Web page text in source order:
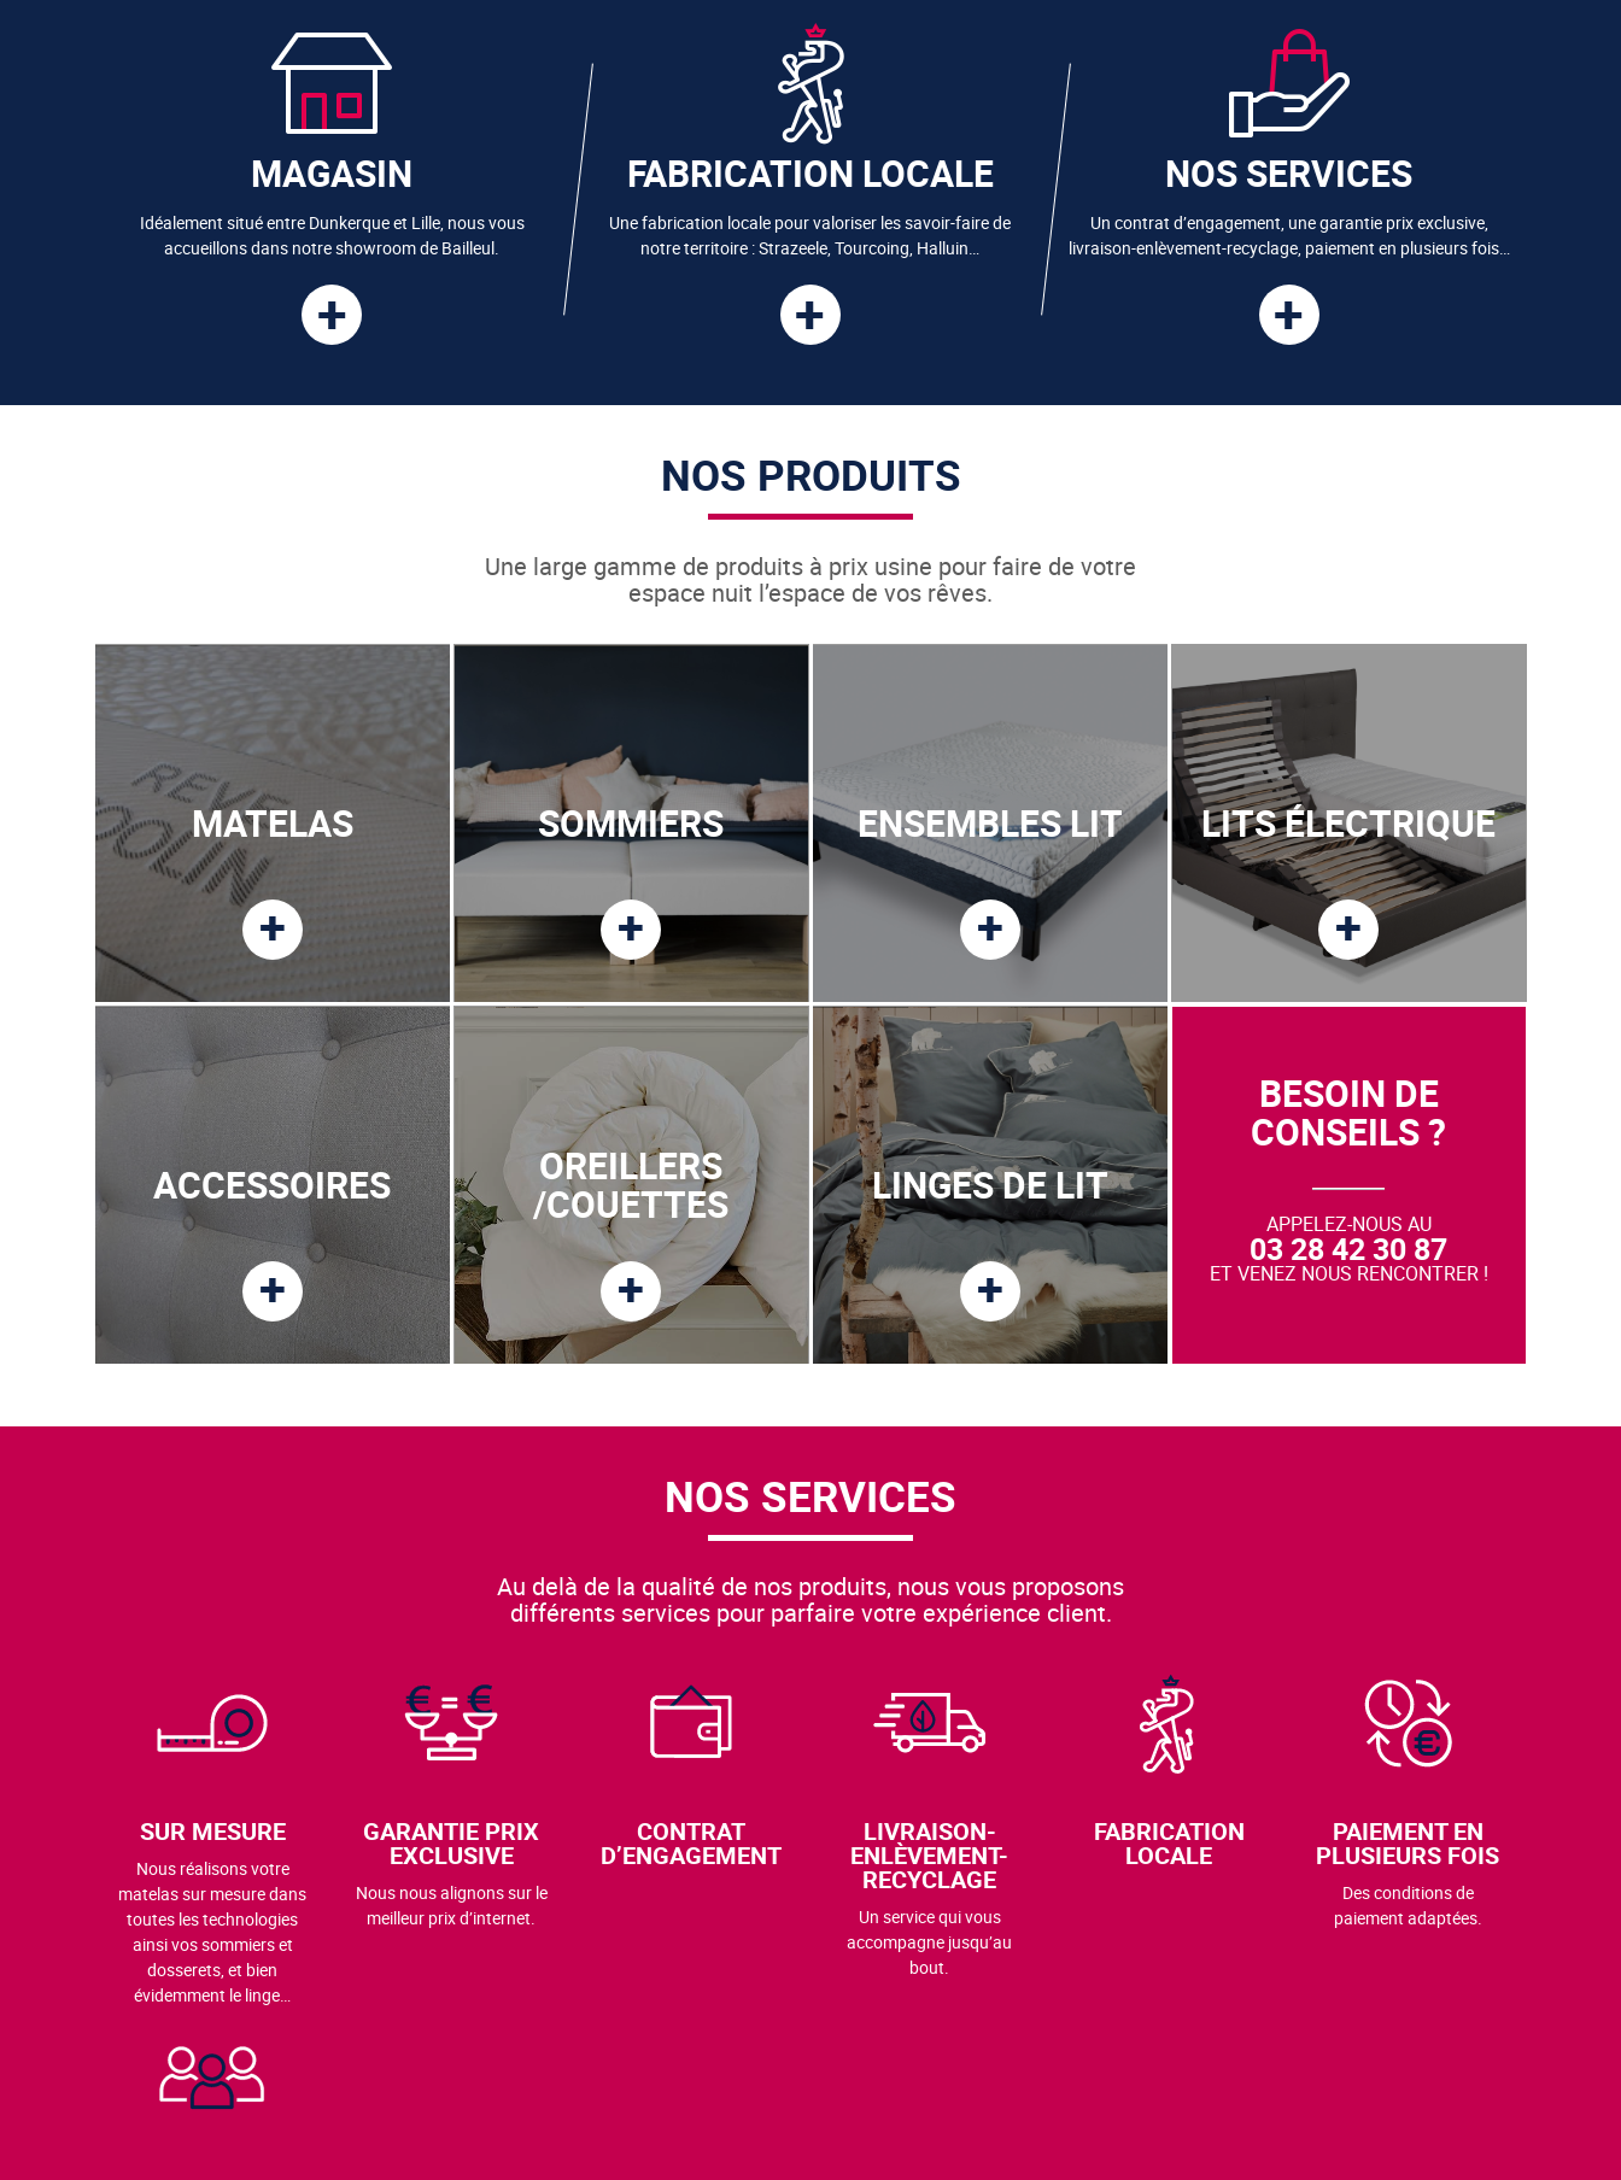
MAGASIN
Idéalement situé entre Dunkerque et Lille, nous vous
accueillons dans notre showroom de Bailleul.
+
FABRICATION LOCALE
Une fabrication locale pour valoriser les savoir-faire de
notre territoire : Strazeele, Tourcoing, Halluin…
+
NOS SERVICES
Un contrat d’engagement, une garantie prix exclusive,
livraison-enlèvement-recyclage, paiement en plusieurs fois…
+
NOS PRODUITS
Une large gamme de produits à prix usine pour faire de votre
espace nuit l’espace de vos rêves.
MATELAS
+
SOMMIERS
+
ENSEMBLES LIT
+
LITS ÉLECTRIQUE
+
ACCESSOIRES
+
OREILLERS
/COUETTES
+
LINGES DE LIT
+
BESOIN DE
CONSEILS ?
APPELEZ-NOUS AU
03 28 42 30 87
ET VENEZ NOUS RENCONTRER !
NOS SERVICES
Au delà de la qualité de nos produits, nous vous proposons
différents services pour parfaire votre expérience client.
SUR MESURE
Nous réalisons votre
matelas sur mesure dans
toutes les technologies
ainsi vos sommiers et
dosserets, et bien
évidemment le linge…
GARANTIE PRIX
EXCLUSIVE
Nous nous alignons sur le
meilleur prix d’internet.
CONTRAT
D’ENGAGEMENT
LIVRAISON-
ENLÈVEMENT-
RECYCLAGE
Un service qui vous
accompagne jusqu’au
bout.
FABRICATION
LOCALE
PAIEMENT EN
PLUSIEURS FOIS
Des conditions de
paiement adaptées.